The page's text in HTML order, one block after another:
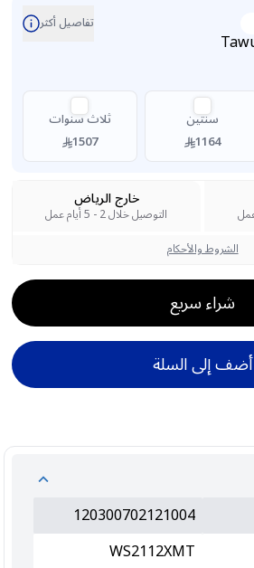
تفاصيل أكثر
سنتين
1164
ثلاث سنوات
1507
خارج الرياض
التوصيل خلال 2 - 5 أيام عمل
الشروط والأحكام
شراء سريع
أضف إلى السلة
120300702121004
WS2112XMT